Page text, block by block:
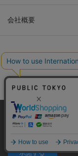
会社概要
当サイトはクッキー
の一部の機能および、
プライバシーポリシーは
承諾する